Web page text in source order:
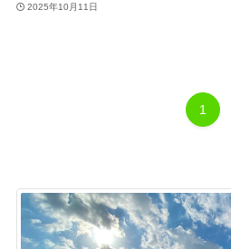
2025年10月11日
1